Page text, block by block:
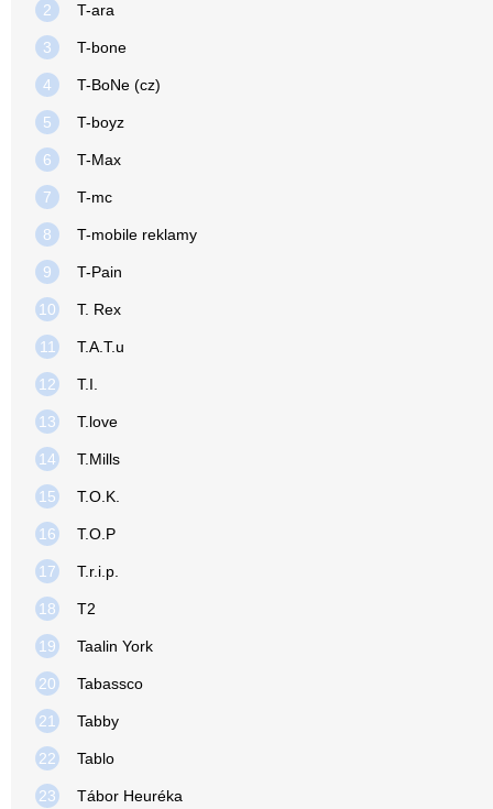
2 T-ara
3 T-bone
4 T-BoNe (cz)
5 T-boyz
6 T-Max
7 T-mc
8 T-mobile reklamy
9 T-Pain
10 T. Rex
11 T.A.T.u
12 T.I.
13 T.love
14 T.Mills
15 T.O.K.
16 T.O.P
17 T.r.i.p.
18 T2
19 Taalin York
20 Tabassco
21 Tabby
22 Tablo
23 Tábor Heuréka